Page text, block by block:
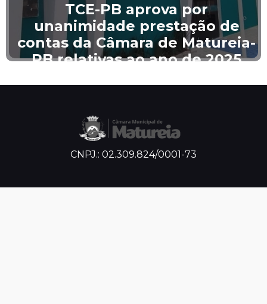
Câmara Municipal de
publica Edital nº 02/
nova convocação de
no Concurso
CNPJ.: 02.309.824/0001-73